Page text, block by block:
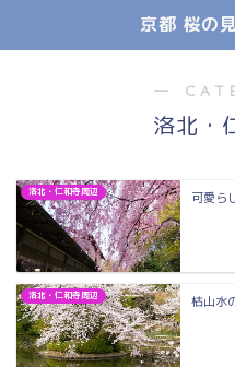
京都 桜の
―
洛北・
洛北・仁和寺周辺 可愛ら
洛北・仁和寺周辺 枯山水